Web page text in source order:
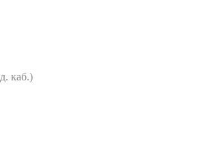
каб.)